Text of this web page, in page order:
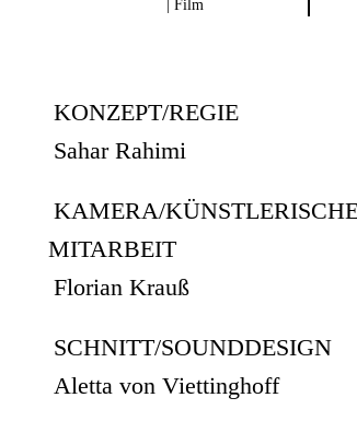
| Film
KONZEPT/REGIE
Sahar Rahimi
KAMERA/
MITARBEIT
Florian Krauß
SCHNITT/SOUNDDESIGN
Aletta von Viettinghoff